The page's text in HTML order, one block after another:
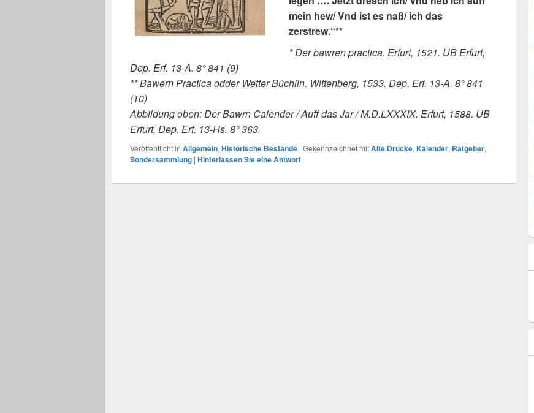
mein hew/ Vnd ist es naß/ ich das
zerstrew.“**
* Der bawren practica. Erfurt, 1521. UB Erfurt,
Dep. Erf. 13-A. 8° 841 (9)
** Bawern Practica odder Wetter Büchlin. Wittenberg, 1533. Dep. Erf. 13-A. 8° 841
(10)
Abbildung oben: Der Bawrn Calender / Auff das Jar / M.D.LXXXIX. Erfurt, 1588. UB
Erfurt, Dep. Erf. 13-Hs. 8° 363
Veröffentlicht in Allgemein, Historische Bestände | Gekennzeichnet mitAlte Drucke, Kalender, Ratgeber,
Sondersammlung | Hinterlassen Sie eine Antwort